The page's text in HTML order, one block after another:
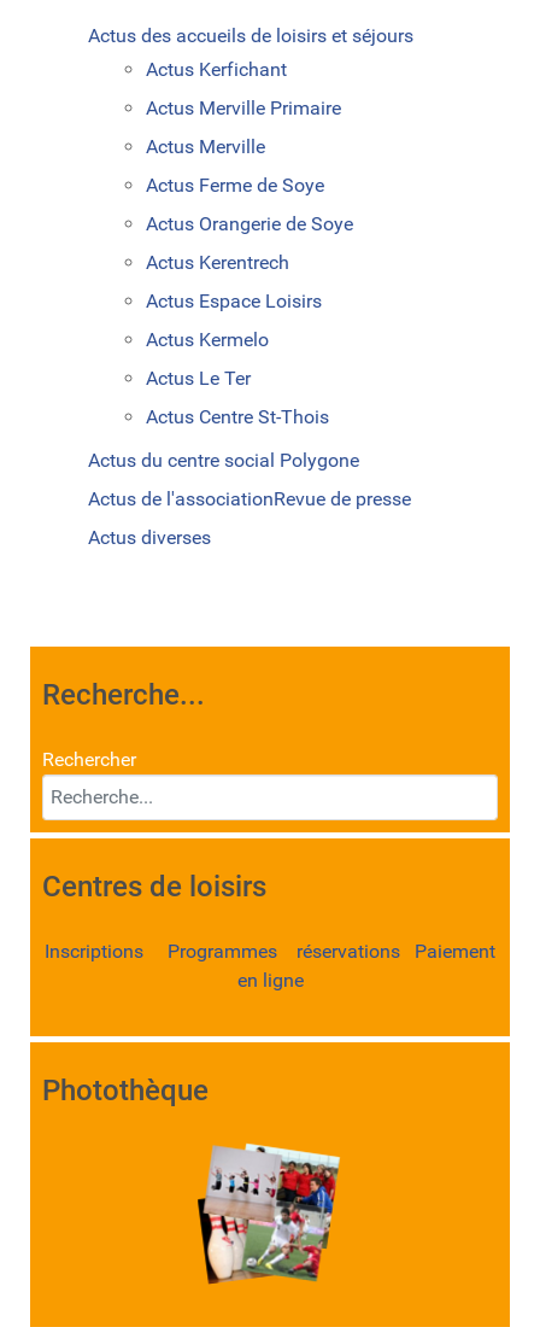
Actus des accueils de loisirs et séjours
Actus Kerfichant
Actus Merville Primaire
Actus Merville
Actus Ferme de Soye
Actus Orangerie de Soye
Actus Kerentrech
Actus Espace Loisirs
Actus Kermelo
Actus Le Ter
Actus Centre St-Thois
Actus du centre social Polygone
Actus de l'associationRevue de presse
Actus diverses
Recherche...
Rechercher
Centres de loisirs
Inscriptions Programmes réservations Paiement
en ligne
Photothèque